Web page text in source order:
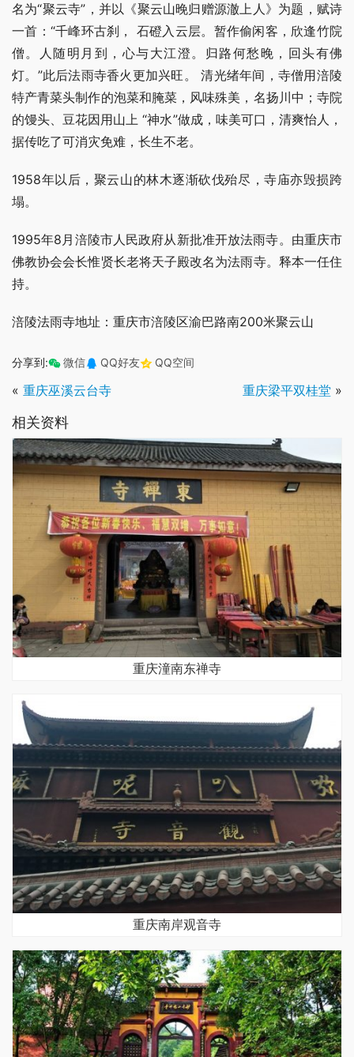
名为“聚云寺”，并以《聚云山晚归赠源澈上人》为题，赋诗
一首：“千峰环古刹， 石磴入云层。暂作偷闲客，欣逢竹院
僧。人随明月到，心与大江澄。归路何愁晚，回头有佛
灯。”此后法雨寺香火更加兴旺。 清光绪年间，寺僧用涪陵
特产青菜头制作的泡菜和腌菜，风味殊美，名扬川中；寺院
的馒头、豆花因用山上 “神水”做成，味美可口，清爽怡人，
据传吃了可消灾免难，长生不老。
1958年以后，聚云山的林木逐渐砍伐殆尽，寺庙亦毁损跨
塌。
1995年8月涪陵市人民政府从新批准开放法雨寺。由重庆市
佛教协会会长惟贤长老将天子殿改名为法雨寺。释本一任住
持。
涪陵法雨寺地址：重庆市涪陵区渝巴路南200米聚云山
分享到: 微信 QQ好友 QQ空间
« 重庆巫溪云台寺 重庆梁平双桂堂 »
相关资料
重庆潼南东禅寺
重庆南岸观音寺